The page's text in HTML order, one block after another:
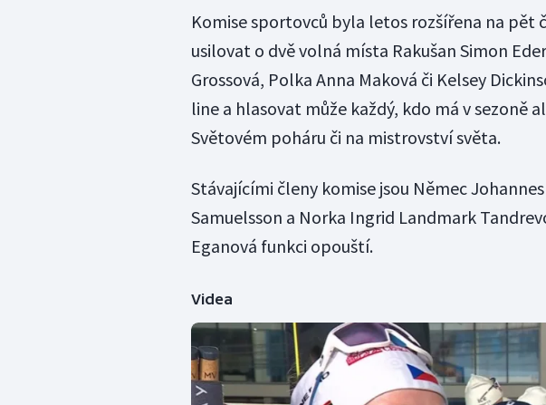
Komise sportovců byla letos rozšířena na pět
usilovat o dvě volná místa Rakušan Simon
Grossová, Polka Anna Maková či Kelsey
line a hlasovat může každý, kdo má v sezoně
Světovém poháru či na mistrovství světa.
Stávajícími členy komise jsou Němec
Samuelsson a Norka Ingrid Landmark
Eganová funkci opouští.
Videa